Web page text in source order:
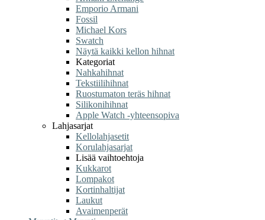
Emporio Armani
Fossil
Michael Kors
Swatch
Näytä kaikki kellon hihnat
Kategoriat
Nahkahihnat
Tekstiilihihnat
Ruostumaton teräs hihnat
Silikonihihnat
Apple Watch -yhteensopiva
Lahjasarjat
Kellolahjasetit
Korulahjasarjat
Lisää vaihtoehtoja
Kukkarot
Lompakot
Kortinhaltijat
Laukut
Avaimenperät